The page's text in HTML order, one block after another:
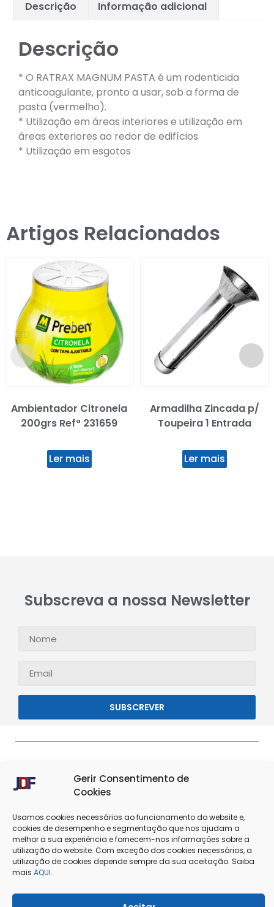
Gerir Consentimento de
Cookies
Usamos cookies necessários ao funcionamento do website e,
cookies de desempenho e segmentação que nos ajudam a
melhor a sua experiência e fornecem-nos informações sobre a
utilização do website. Com exceção dos cookies necessários, a
utilização de cookies depende sempre da sua aceitação. Saiba
mais AQUI.
Descrição Informação adicional
Descrição
* O RATRAX MAGNUM PASTA é um rodenticida
anticoagulante, pronto a usar, sob a forma de
pasta (vermelho).
* Utilização em áreas interiores e utilização em
áreas exteriores ao redor de edifícios
* Utilização em esgotos
Artigos Relacionados
Ambientador Citronela
200grs Refª 231659
Ler mais
Armadilha Zincada p/
Toupeira 1 Entrada
Ler mais
Subscreva a nossa Newsletter
SUBSCREVER
Termos & Condições
Política de Privacidade
Política de Cookies
Livro de Reclamações